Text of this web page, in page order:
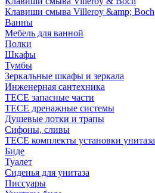
Клавиши смыва Villeroy &amp; Boch
Ванны
Мебель для ванной
Полки
Шкафы
Тумбы
Зеркальные шкафы и зеркала
Инженерная сантехника
TECE запасные части
TECE дренажные системы
Душевые лотки и трапы
Сифоны, сливы
TECE комплекты установки унитаза
Биде
Туалет
Сиденья для унитаза
Писсуары